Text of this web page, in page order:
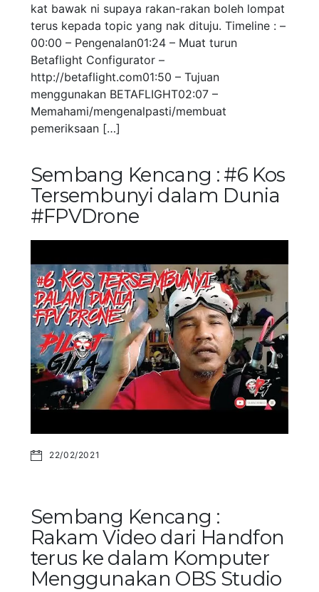
kat bawak ni supaya rakan-rakan boleh lompat
terus kepada topic yang nak dituju. Timeline : –
00:00 – Pengenalan01:24 – Muat turun
Betaflight Configurator –
http://betaflight.com01:50 – Tujuan
menggunakan BETAFLIGHT02:07 –
Memahami/mengenalpasti/membuat
pemeriksaan […]
Sembang Kencang : #6 Kos
Tersembunyi dalam Dunia
#FPVDrone
22/02/2021
Sembang Kencang :
Rakam Video dari Handfon
terus ke dalam Komputer
Menggunakan OBS Studio